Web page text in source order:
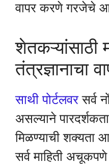
वापर करणे गरजेचे
शेतकऱ्यांसाठी
तंत्रज्ञानाचा
साथी पोर्टलवरसर्व
असल्याने
मिळण्याची शक्यता
सर्व माहिती